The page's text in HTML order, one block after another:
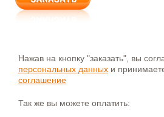
Нажав на кнопку "заказать", вы
персональных данных и
соглашение
Так же вы можете оплатить: